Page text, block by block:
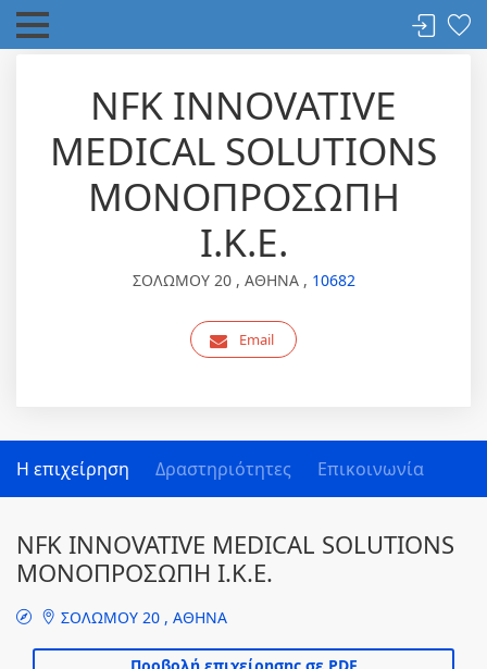
NFK INNOVATIVE
MEDICAL SOLUTIONS
ΜΟΝΟΠΡΟΣΩΠΗ
Ι.Κ.Ε.
ΣΟΛΩΜΟΥ 20 , ΑΘΗΝΑ , 10682
Email
Η επιχείρηση Δραστηριότητες Επικοινωνία
NFK INNOVATIVE MEDICAL SOLUTIONS
ΜΟΝΟΠΡΟΣΩΠΗ Ι.Κ.Ε.
ΣΟΛΩΜΟΥ 20 , ΑΘΗΝΑ